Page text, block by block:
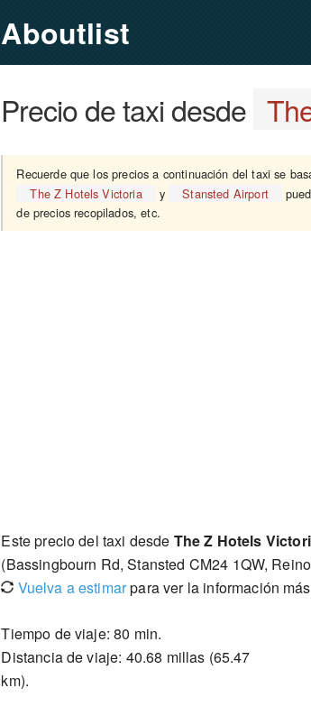
Aboutlist
Precio de taxi desde
Recuerde que los precios a continuación del taxi se
The Z Hotels Victoria
y Stansted Airport
de precios recopilados, etc.
Este precio del taxi desde The Z Hotels
(Bassingbourn Rd, Stansted CM24 1QW,
Vuelva a estimarpara ver la información
Tiempo de viaje: 80 min.
Distancia de viaje: 40.68 millas (65.47
km).